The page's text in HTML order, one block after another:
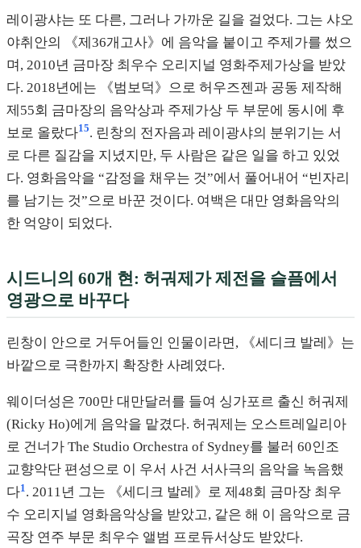
레이광샤는 또 다른, 그러나 가까운 길을 걸었다. 그는 샤오
야취안의 《제36개고사》에 음악을 붙이고 주제가를 썼으
며, 2010년 금마장 최우수 오리지널 영화주제가상을 받았
다. 2018년에는 《범보덕》으로 허우즈젠과 공동 제작해
제55회 금마장의 음악상과 주제가상 두 부문에 동시에 후
보로 올랐다15. 린창의 전자음과 레이광샤의 분위기는 서
로 다른 질감을 지녔지만, 두 사람은 같은 일을 하고 있었
다. 영화음악을 “감정을 채우는 것”에서 풀어내어 “빈자리
를 남기는 것”으로 바꾼 것이다. 여백은 대만 영화음악의
한 억양이 되었다.
시드니의 60개 현: 허궈제가 제전을 슬픔에서
영광으로 바꾸다
린창이 안으로 거두어들인 인물이라면, 《세디크 발레》는
바깥으로 극한까지 확장한 사례였다.
웨이더성은 700만 대만달러를 들여 싱가포르 출신 허궈제
(Ricky Ho)에게 음악을 맡겼다. 허궈제는 오스트레일리아
로 건너가 The Studio Orchestra of Sydney를 불러 60인조
교향악단 편성으로 이 우서 사건 서사극의 음악을 녹음했
다1. 2011년 그는 《세디크 발레》로 제48회 금마장 최우
수 오리지널 영화음악상을 받았고, 같은 해 이 음악으로 금
곡장 연주 부문 최우수 앨범 프로듀서상도 받았다.